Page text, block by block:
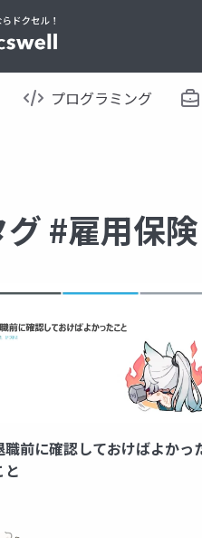
プログラミング
グ #雇用保
職前に確認しておけばよかっ
と